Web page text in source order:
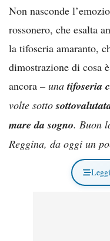
Non nasconde
rossonero, che esalta
la tifoseria amaranto,
dimostrazione di cosa
ancora – unatifoseria
volte sotto
mare da sogno. Buon
Reggina, da oggi un